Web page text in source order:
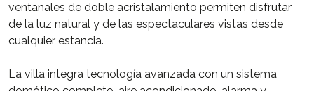
ventanales de doble acristalamiento permiten disfrutar
de la luz natural y de las espectaculares vistas desde
cualquier estancia.
La villa integra tecnología avanzada con un sistema